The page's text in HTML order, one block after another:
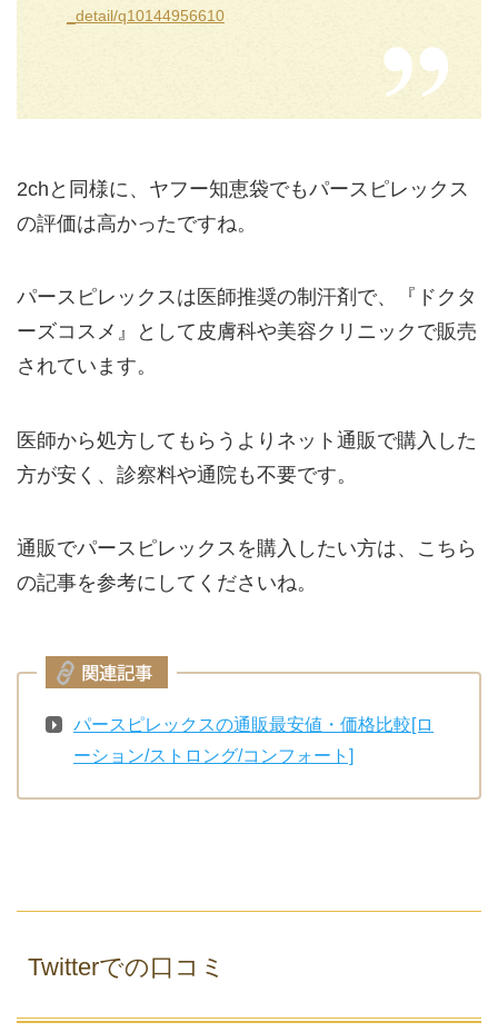
_detail/q10144956610
2chと同様に、ヤフー知恵袋でもパースピレックス
の評価は高かったですね。
パースピレックスは医師推奨の制汗剤で、『ドクタ
ーズコスメ』として皮膚科や美容クリニックで販売
されています。
医師から処方してもらうよりネット通販で購入した
方が安く、診察料や通院も不要です。
通販でパースピレックスを購入したい方は、こちら
の記事を参考にしてくださいね。
パースピレックスの通販最安値・価格比較[ロ
ーション/ストロング/コンフォート]
Twitterでの口コミ